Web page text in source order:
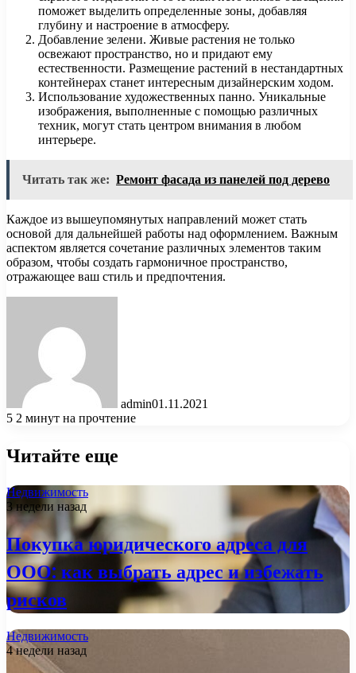
поможет выделить определенные зоны, добавляя
глубину и настроение в атмосферу.
Добавление зелени. Живые растения не только
освежают пространство, но и придают ему
естественности. Размещение растений в нестандартных
контейнерах станет интересным дизайнерским ходом.
Использование художественных панно. Уникальные
изображения, выполненные с помощью различных
техник, могут стать центром внимания в любом
интерьере.
Читать так же: Ремонт фасада из панелей под дерево
Каждое из вышеупомянутых направлений может стать
основой для дальнейшей работы над оформлением. Важным
аспектом является сочетание различных элементов таким
образом, чтобы создать гармоничное пространство,
отражающее ваш стиль и предпочтения.
admin01.11.2021
5 2 минут на прочтение
Читайте еще
Недвижимость
3 недели назад
Покупка юридического адреса для
ООО: как выбрать адрес и избежать
рисков
Недвижимость
4 недели назад